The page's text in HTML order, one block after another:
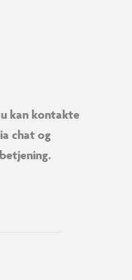
kan kontakte
chat og